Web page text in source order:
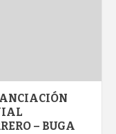
– BUGA